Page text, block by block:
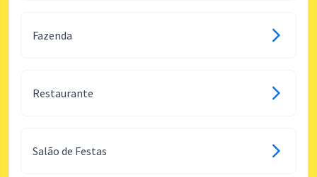
Fazenda
Restaurante
Salão de Festas